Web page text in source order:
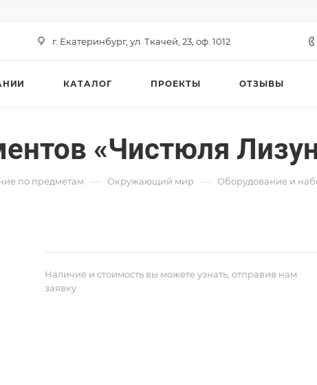
г. Екатеринбург, ул. Ткачей, 23, оф. 1012
КАТАЛОГ ПРОЕКТЫ ОТЗЫВЫ
«Чистюля
по предметам — Окружающий мир —
Оборудование и
Наличие и стоимость вы можете узнать, отправив нам
заявку